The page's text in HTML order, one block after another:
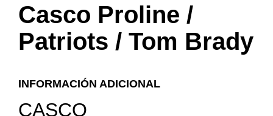
Casco Proline /
Patriots / Tom Brady
INFORMACIÓN ADICIONAL
CASCO